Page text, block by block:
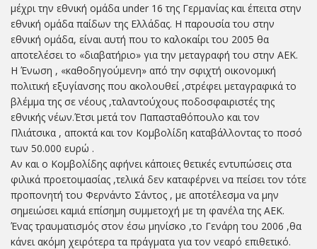
μέχρι την εθνική ομάδα under 16 της Γερμανίας και έπειτα στην
εθνική ομάδα παίδων της Ελλάδας. Η παρουσία του στην
εθνική ομάδα, είναι αυτή που το καλοκαίρι του 2005 θα
αποτελέσει το «διαβατήριο» για την μεταγραφή του στην ΑΕΚ.
Η Ένωση , «καθοδηγούμενη» από την σφιχτή οικονομική
πολιτική εξυγίανσης που ακολουθεί ,στρέφει μεταγραφικά το
βλέμμα της σε νέους ,ταλαντούχους ποδοσφαιριστές της
εθνικής νέων.Έτσι μετά τον Παπασταθόπουλο και τον
Πλιάτσικα , αποκτά και τον Κομβολίδη καταβάλλοντας το ποσό
των 50.000 ευρώ .
Αν και ο Κομβολίδης αφήνει κάποιες θετικές εντυπώσεις στα
φιλικά προετοιμασίας ,τελικά δεν καταφέρνει να πείσει τον τότε
προπονητή του Φερνάντο Σάντος , με αποτέλεσμα να μην
σημειώσει καμιά επίσημη συμμετοχή με τη φανέλα της ΑΕΚ.
Ένας τραυματισμός στον έσω μηνίσκο ,το Γενάρη του 2006 ,θα
κάνει ακόμη χειρότερα τα πράγματα για τον νεαρό επιθετικό.